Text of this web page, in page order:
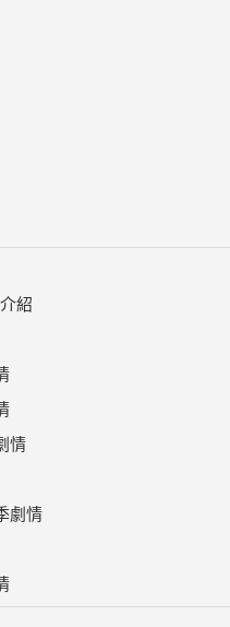
紹
情
劇情